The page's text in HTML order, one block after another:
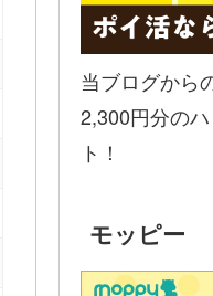
当ブログから
2,300円分の
ト！
モッピー